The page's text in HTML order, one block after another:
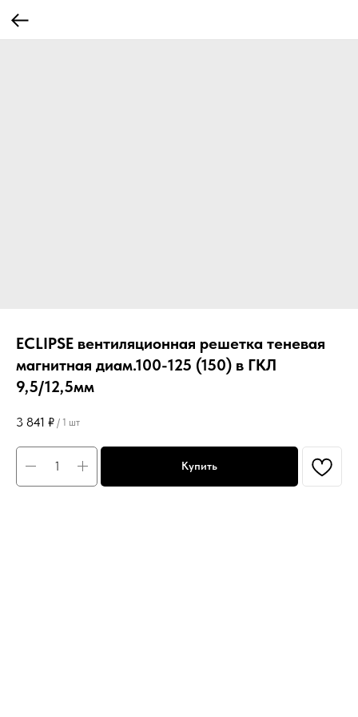
ECLIPSE вентиляционная решетка теневая
магнитная диам.100-125 (150) в ГКЛ
9,5/12,5мм
3 841 ₽ / 1 шт
Купить